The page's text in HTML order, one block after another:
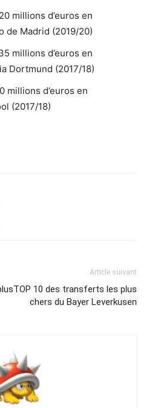
millions d’euros en
de Madrid (2019/20)
millions d’euros en
Dortmund (2017/18)
millions d’euros en
(2017/18)
Article suivant
TOP 10 des transferts les plus
chers du Bayer Leverkusen